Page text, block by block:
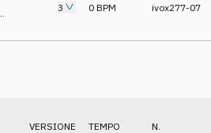
3 0 BPM ivox277-07
VERSIONE TEMPO N.